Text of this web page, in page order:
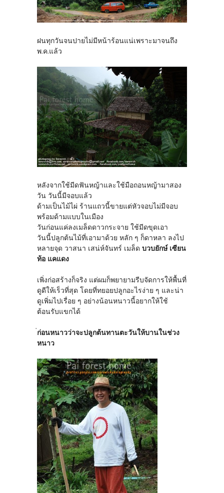
ฝนทุกวันจนปายไม่มีหน้าร้อนแน่เพราะมาจนถึง
พ.ค.แล้ว
หลังจากใช้มีดฟันหญ้าและใช้มือถอนหญ้ามาสอง
วัน วันนี้มีจอบแล้ว
ด้ามเป็นไม้ไผ่ ร้านแถวนี้ขายแต่หัวจอบไม่มีจอบ
พร้อมด้ามแบบในเมือง
วันก่อนแค่ลงเมล็ดดาวกระจาย ใช้มีดขุดเอา
วันนี้ปลูกต้นไม้ที่เอามาด้วย หลัก ๆ ก็ดาหลา ลงไป
หลายจุด วาสนา เสน่ห์จันทร์ เมล็ด บวบยักษ์ เซียน
ท้อ แคแดง
เพิ่งก่อสร้างก็จริง แต่ผมก็พยายามรีบจัดการให้พื้นที่
ดูดีให้เร็วที่สุด โดยที่ทยอยปลูกอะไรง่าย ๆ และน่า
ดูเพิ่มไปเรื่อย ๆ อย่างน้อนหนาวนี้อยากให้ใช้
ต้อนรับแขกได้
ก่อนหนาวว่าจะปลูกต้นทานตะวันให้บานในช่วง
หนาว